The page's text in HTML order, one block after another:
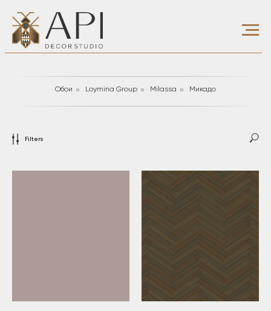
Обои » Loymina Group » Milassa » Микадо
Filters